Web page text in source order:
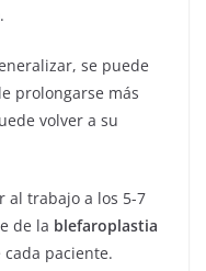
se puede
prolongarse más
volver a su
al trabajo a los 5-7
de la blefaroplastia
paciente.